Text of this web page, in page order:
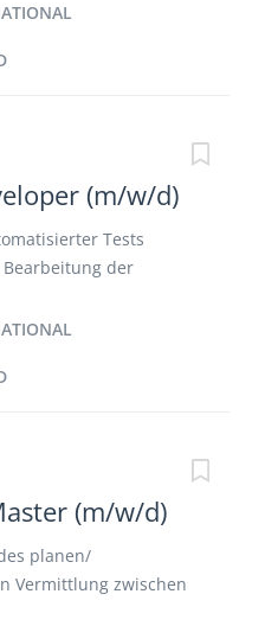
(m/w/d)
Tests
Bearbeitung der
(m/w/d)
planen/
Vermittlung zwischen